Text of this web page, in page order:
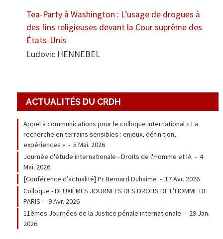
Tea-Party à Washington : L’usage de drogues à
des fins religieuses devant la Cour suprême des
États-Unis
Ludovic HENNEBEL
ACTUALITÉS DU CRDH
Appel à communications pour le colloque international « La
recherche en terrains sensibles : enjeux, définition,
expériences »- 5 Mai. 2026
Journée d'étude internationale - Droits de l'Homme et IA- 4
Mai. 2026
[Conférence d’actualité] Pr Bernard Duhaime - 17 Avr. 2026
Colloque - DEUXIÈMES JOURNEES DES DROITS DE L’HOMME DE
PARIS - 9 Avr. 2026
11èmes Journées de la Justice pénale internationale - 29 Jan.
2026